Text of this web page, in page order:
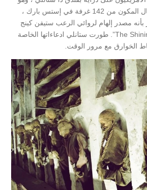
فندق كولونيال ريفيفال المكون من 142 غرفة في إستس بارك ،
بأنه مصدر إلهام لروائي الرعب ستيفن كينج
أوفرلوك في فيلم “The Shining”. طورت ستانلي ادعاءاتها الخاصة
الخوارق مع مرور الوقت.